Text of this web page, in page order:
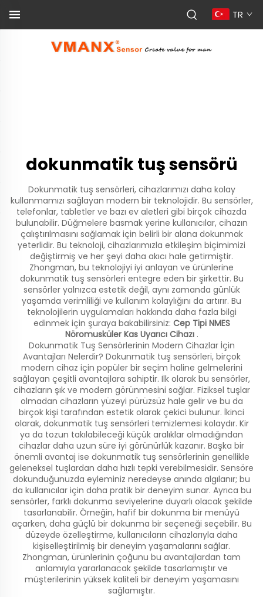
TR
dokunmatik tuş sensörü
Dokunmatik tuş sensörleri, cihazlarımızı daha kolay
kullanmamızı sağlayan modern bir teknolojidir. Bu sensörler,
telefonlar, tabletler ve bazı ev aletleri gibi birçok cihazda
bulunabilir. Düğmelere basmak yerine kullanıcılar, cihazın
çalıştırılmasını sağlamak için belirli bir alana dokunmak
yeterlidir. Bu teknoloji, cihazlarımızla etkileşim biçimimizi
değiştirmiş ve her şeyi daha akıcı hale getirmiştir.
Zhongman, bu teknolojiyi iyi anlayan ve ürünlerine
dokunmatik tuş sensörleri entegre eden bir şirkettir. Bu
sensörler yalnızca estetik değil, aynı zamanda günlük
yaşamda verimliliği ve kullanım kolaylığını da artırır. Bu
teknolojilerin uygulamaları hakkında daha fazla bilgi
edinmek için şuraya bakabilirsiniz: Cep Tipi NMES
Nöromusküler Kas Uyarıcı Cihazı .
Dokunmatik Tuş Sensörlerinin Modern Cihazlar İçin
Avantajları Nelerdir? Dokunmatik tuş sensörleri, birçok
modern cihaz için popüler bir seçim haline gelmelerini
sağlayan çeşitli avantajlara sahiptir. İlk olarak bu sensörler,
cihazların şık ve modern görünmesini sağlar. Fiziksel tuşlar
olmadan cihazların yüzeyi pürüzsüz hale gelir ve bu da
birçok kişi tarafından estetik olarak çekici bulunur. İkinci
olarak, dokunmatik tuş sensörleri temizlemesi kolaydır. Kir
ya da tozun takılabileceği küçük aralıklar olmadığından
cihazlar daha uzun süre iyi görünürlük kazanır. Başka bir
önemli avantaj ise dokunmatik tuş sensörlerinin genellikle
geleneksel tuşlardan daha hızlı tepki verebilmesidir. Sensöre
dokunduğunuzda eyleminiz neredeyse anında algılanır; bu
da kullanıcılar için daha pratik bir deneyim sunar. Ayrıca bu
sensörler, farklı dokunma seviyelerine duyarlı olacak şekilde
tasarlanabilir. Örneğin, hafif bir dokunma bir menüyü
açarken, daha güçlü bir dokunma bir seçeneği seçebilir. Bu
düzeyde özelleştirme, kullanıcıların cihazlarıyla daha
kişiselleştirilmiş bir deneyim yaşamalarını sağlar.
Zhongman, ürünlerinin çoğunu bu avantajlardan tam
anlamıyla yararlanacak şekilde tasarlamıştır ve
müşterilerinin yüksek kaliteli bir deneyim yaşamasını
sağlamıştır.